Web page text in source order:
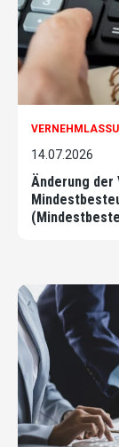
14.07.2026
Änderung der